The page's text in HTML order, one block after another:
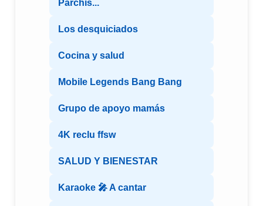
Parchís...
Los desquiciados
Cocina y salud
Mobile Legends Bang Bang
Grupo de apoyo mamás
4K reclu ffsw
SALUD Y BIENESTAR
Karaoke 🎤 A cantar